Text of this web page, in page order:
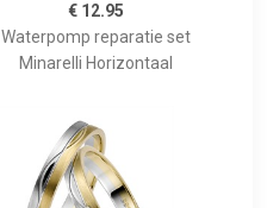
€ 12.95
Waterpomp reparatie set
Minarelli Horizontaal